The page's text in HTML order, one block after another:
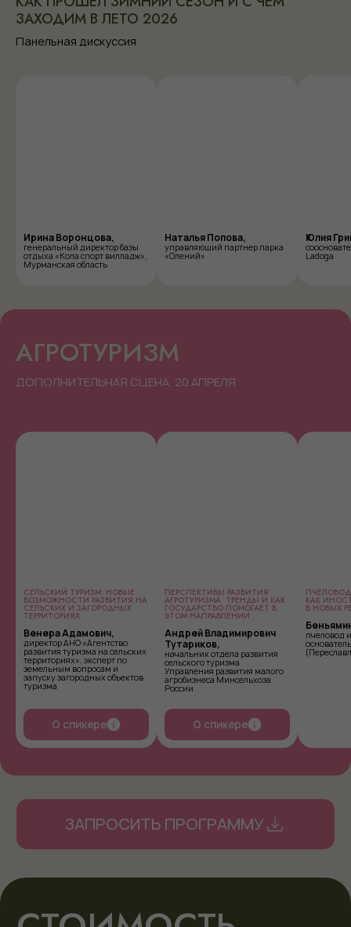
ЗАХОДИМ В ЛЕТО 2026
Панельная дискуссия
Ирина Воронцова,
генеральный директор базы
отдыха «Кола спорт вилладж»,
Мурманская область
Наталья Попова,
управляющий партнер парка
«Олений»
Юлия
Ladoga
АГРОТУРИЗМ
ДОПОЛНИТЕЛЬНАЯ СЦЕНА, 20 АПРЕЛЯ
СЕЛЬСКИЙ ТУРИЗМ: НОВЫЕ
ВОЗМОЖНОСТИ РАЗВИТИЯ НА
СЕЛЬСКИХ И ЗАГОРОДНЫХ
ТЕРРИТОРИЯХ
Венера Адамович,
директор АНО «Агентство
развития туризма на сельских
территориях», эксперт по
земельным вопросам и
запуску загородных объектов
туризма
О спикере
ПЕРСПЕКТИВЫ РАЗВИТИЯ
АГРОТУРИЗМА. ТРЕНДЫ И КАК
ГОСУДАРСТВО ПОМОГАЕТ В
ЭТОМ НАПРАВЛЕНИИ
Андрей Владимирович
Тутариков,
начальник отдела развития
сельского туризма
Управления развития малого
агробизнеса Минсельхоза
России
О спикере
КАК
В НОВЫХ
пчеловод